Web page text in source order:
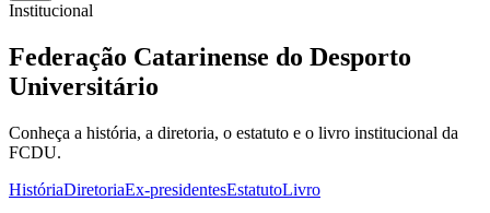
Institucional
Federação Catarinense do Desporto
Universitário
Conheça a história, a diretoria, o estatuto e o livro institucional da
FCDU.
HistóriaDiretoriaEx-presidentesEstatutoLivro